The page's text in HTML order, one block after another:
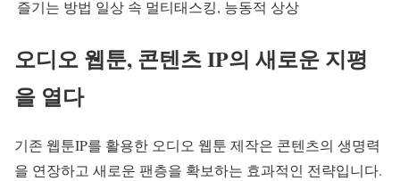
즐기는 방법 일상 속 멀티태스킹, 능동적 상상
오디오 웹툰, 콘텐츠 IP의 새로운 지평
을 열다
기존 웹툰IP를 활용한 오디오 웹툰 제작은 콘텐츠의 생명력
을 연장하고 새로운 팬층을 확보하는 효과적인 전략입니다.